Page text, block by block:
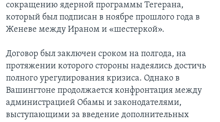
сокращению ядерной программы Тегерана,
который был подписан в ноябре прошлого года в
Женеве между Ираном и «шестеркой».
Договор был заключен сроком на полгода, на
протяжении которого стороны надеялись достичь
полного урегулирования кризиса. Однако в
Вашингтоне продолжается конфронтация между
администрацией Обамы и законодателями,
выступающими за введение дополнительных